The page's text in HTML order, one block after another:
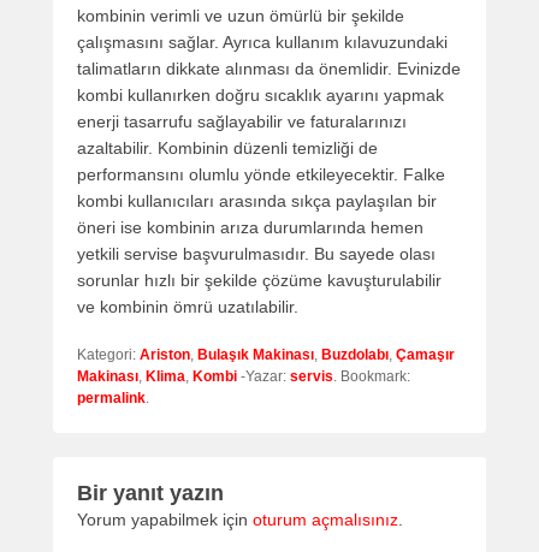
kombinin verimli ve uzun ömürlü bir şekilde
çalışmasını sağlar. Ayrıca kullanım kılavuzundaki
talimatların dikkate alınması da önemlidir. Evinizde
kombi kullanırken doğru sıcaklık ayarını yapmak
enerji tasarrufu sağlayabilir ve faturalarınızı
azaltabilir. Kombinin düzenli temizliği de
performansını olumlu yönde etkileyecektir. Falke
kombi kullanıcıları arasında sıkça paylaşılan bir
öneri ise kombinin arıza durumlarında hemen
yetkili servise başvurulmasıdır. Bu sayede olası
sorunlar hızlı bir şekilde çözüme kavuşturulabilir
ve kombinin ömrü uzatılabilir.
Kategori: Ariston, Bulaşık Makinası, Buzdolabı, Çamaşır
Makinası, Klima, Kombi -Yazar: servis. Bookmark:
permalink.
Bir yanıt yazın
Yorum yapabilmek için oturum açmalısınız